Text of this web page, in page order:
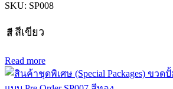
SKU: SP008
สี สีเขียว
Read more